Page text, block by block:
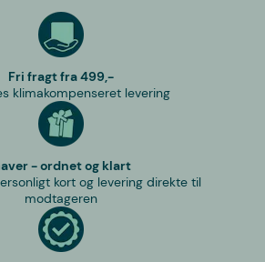
Fri fragt fra 499,-
klimakompenseret levering
- ordnet og klart
kort og levering direkte til
modtageren